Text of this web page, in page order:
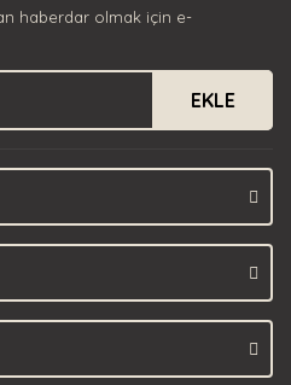
daha pahalı.
olmalı.
haberdar olmak için e-
EKLE